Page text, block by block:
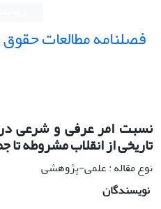
فصلنامه مطالعات
نسبت امر عرفی و شرعی در
تاریخی از انقلاب مشروطه تا
نوع مقاله : علمی-پژوهشی
نویسندگان